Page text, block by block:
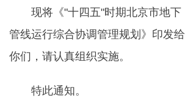
现将《"十四五"时期北京市地下
管线运行综合协调管理规划》印发给
你们，请认真组织实施。
特此通知。